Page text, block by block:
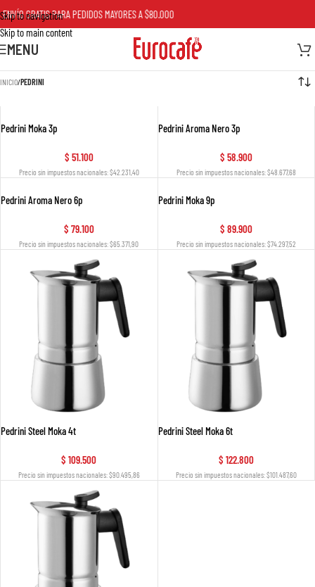
Skip to navigation
Skip to main content
GRATIS PARA PEDIDOS MAYORES A $80.000
MENU
INICIO/PEDRINI
Pedrini Moka 3p
$ 51.100
Precio sin impuestos nacionales: $42.231,40
Pedrini Aroma Nero 3p
$ 58.900
Precio sin impuestos nacionales: $48.677,68
Pedrini Aroma Nero 6p
$ 79.100
Precio sin impuestos nacionales: $65.371,90
Pedrini Moka 9p
$ 89.900
Precio sin impuestos nacionales: $74.297,52
Pedrini Steel Moka 4t
$ 109.500
Precio sin impuestos nacionales: $90.495,86
Pedrini Steel Moka 6t
$ 122.800
Precio sin impuestos nacionales: $101.487,60